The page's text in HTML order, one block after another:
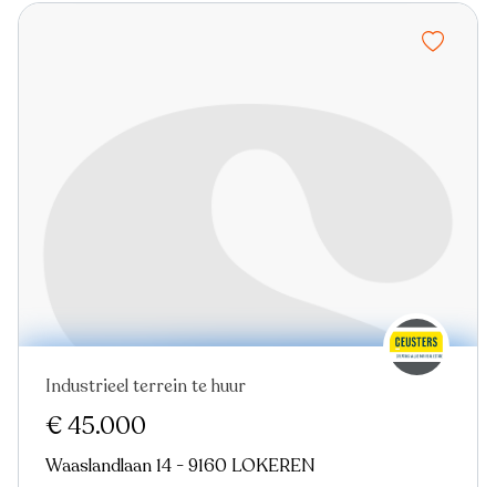
Industrieel terrein te huur
€ 45.000
Waaslandlaan 14 - 9160 LOKEREN